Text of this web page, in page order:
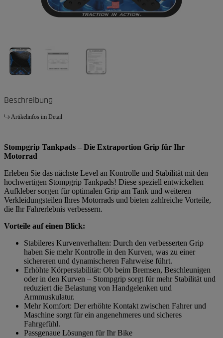
Beschreibung
Artikelinfos im Detail
Stompgrip Tankpads – Die Extraportion Grip für Ihr
Motorrad
Erleben Sie das nächste Level an Kontrolle und Stabilität mit den
hochwertigen Stompgrip Tankpads! Diese speziell entwickelten
Aufkleber sorgen für optimalen Grip am Tank und weiteren
Verkleidungsteilen Ihres Motorrads und bieten zahlreiche Vorteile,
die Ihr Fahrerlebnis verbessern.
Vorteile auf einen Blick:
Stabileres Kurvenverhalten: Durch den verbesserten Grip
haben Sie mehr Kontrolle in den Kurven, was zu einer
sichereren und dynamischeren Fahrweise führt.
Erhöhte Körperstabilität: Ob beim Bremsen, Beschleunigen
oder in den Kurven – Stompgrip sorgt für mehr Stabilität und
reduziert die Belastung von Handgelenken und
Armmuskulatur.
Mehr Komfort: Der erhöhte Kontakt zwischen Fahrer und
Maschine sorgt für ein angenehmeres und sicheres
Fahrgefühl.
Passgenaue Lösungen für Ihr Bike